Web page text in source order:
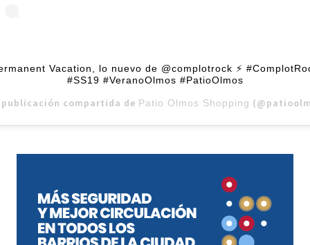
Vacation, lo nuevo de @complotrock ⚡
#SS19 #VeranoOlmos #PatioOlmos
publicación compartida de Patio Olmos Shopping